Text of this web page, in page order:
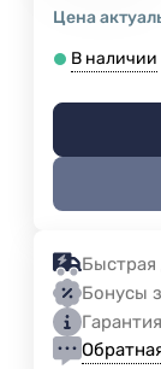
Цена
В наличии
Быстрая
Бонусы